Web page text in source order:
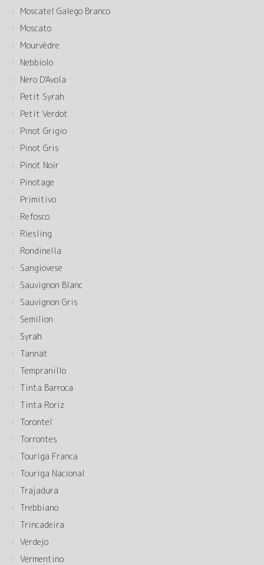
Moscatel Galego Branco
Moscato
Mourvèdre
Nebbiolo
Nero D'Avola
Petit Syrah
Petit Verdot
Pinot Grigio
Pinot Gris
Pinot Noir
Pinotage
Primitivo
Refosco
Riesling
Rondinella
Sangiovese
Sauvignon Blanc
Sauvignon Gris
Semilion
Syrah
Tannat
Tempranillo
Tinta Barroca
Tinta Roriz
Torontel
Torrontes
Touriga Franca
Touriga Nacional
Trajadura
Trebbiano
Trincadeira
Verdejo
Vermentino